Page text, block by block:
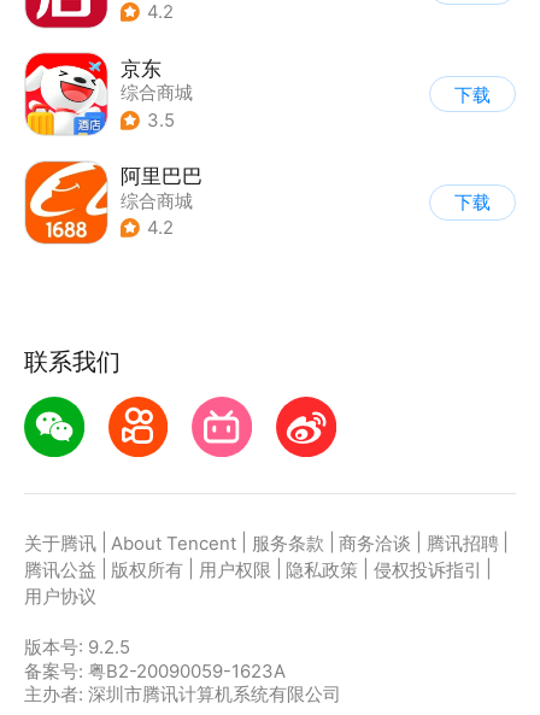
4.2
京东
综合商城
3.5
下载
阿里巴巴
综合商城
4.2
下载
联系我们
关于腾讯 About Tencent 服务条款 商务洽谈 腾讯招聘
腾讯公益
版权所有 用户权限 隐私政策 侵权投诉指引
用户协议
版本号: 9.2.5
备案号: 粤B2-20090059-1623A
主办者: 深圳市腾讯计算机系统有限公司